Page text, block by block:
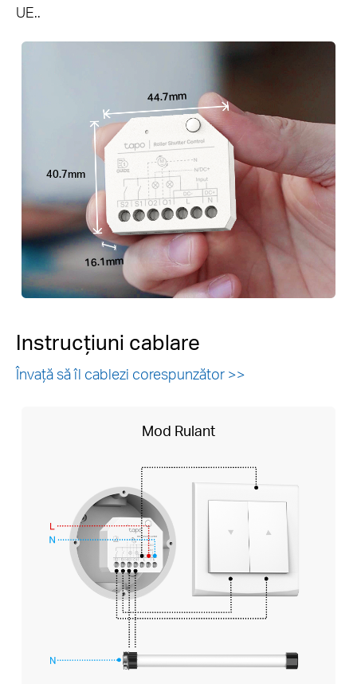
UE..
44.7mm
40.7mm
16.1mm
Instrucțiuni cablare
Învață să îl cablezi corespunzător >>
Mod Rulant